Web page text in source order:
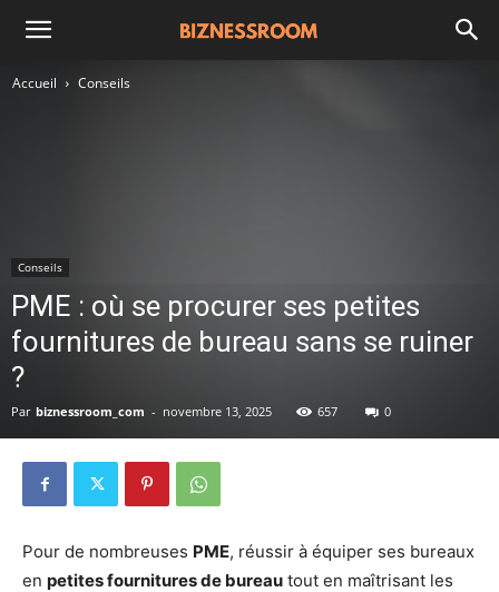
Accueil Conseils
Conseils
PME : où se procurer ses petites
fournitures de bureau sans se ruiner
?
Par biznessroom_com - novembre 13, 2025 657 0
Pour de nombreuses PME, réussir à équiper ses bureaux
en petites fournitures de bureau tout en maîtrisant les